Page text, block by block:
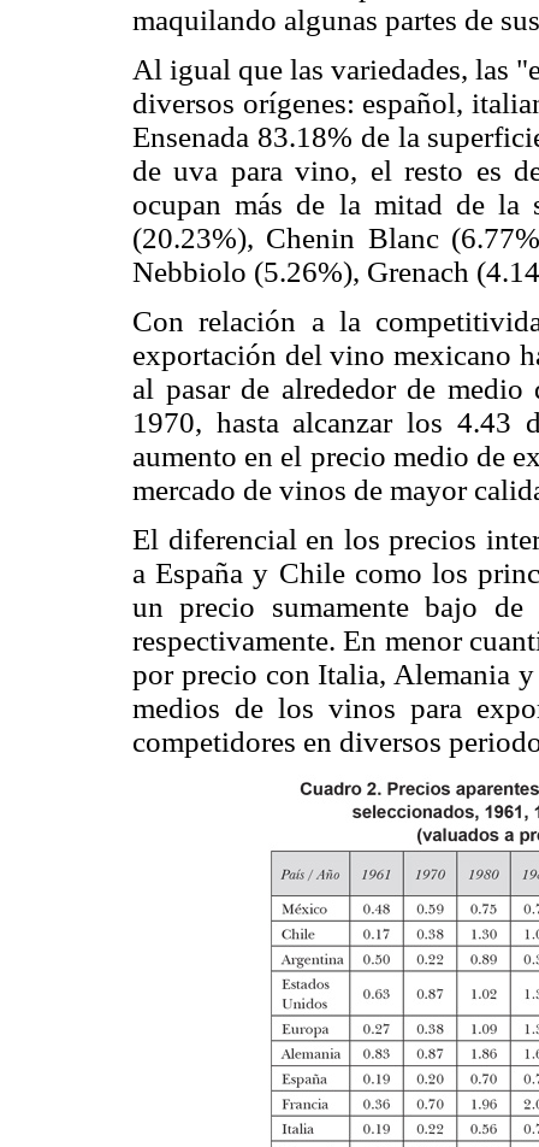
maquilando algunas partes de
Al igual que las variedades, las
diversos orígenes: español,
Ensenada 83.18% de la
de uva para vino, el resto es
ocupan más de la mitad de la
(20.23%), Chenin Blanc
Nebbiolo (5.26%), Grenach
Con relación a la
exportación del vino mexicano
al pasar de alrededor de
1970, hasta alcanzar los 4.43
aumento en el precio medio de
mercado de vinos de mayor
El diferencial en los precios
a España y Chile como los
un precio sumamente bajo
respectivamente. En menor
por precio con Italia, Alemania
medios de los vinos para
competidores en diversos